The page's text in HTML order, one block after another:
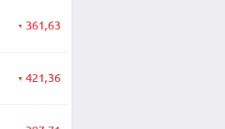
▼ 361,63
▼ 421,36